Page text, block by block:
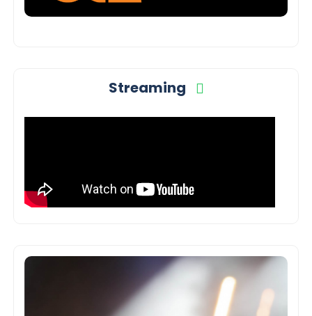
Streaming